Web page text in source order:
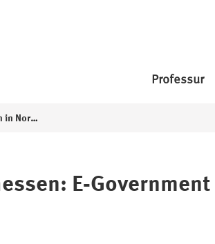
Professur
Digitale Transformation in Nordhessen: E‐Government
E‐Government